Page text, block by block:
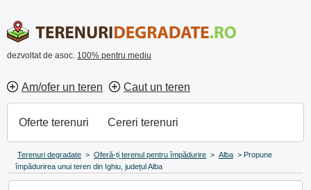
dezvoltat de asoc. 100% pentru mediu
Am/ofer un teren Caut un teren
Oferte terenuri Cereri terenuri
Terenuri degradate > Oferă-ți terenul pentru împădurire > Alba > Propune
împădurirea unui teren din Ighiu, județul Alba